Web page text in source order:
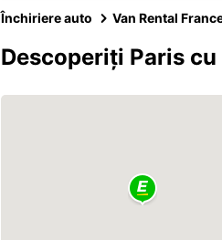
Închiriere auto Van Rental
Descoperiți Paris